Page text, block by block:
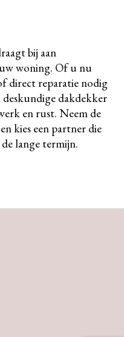
bij aan
woning. Of u nu
direct reparatie nodig
deskundige dakdekker
en rust. Neem de
kies een partner die
lange termijn.